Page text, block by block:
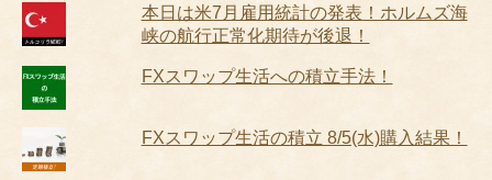
本日は米7月雇用統計の発表！ホルムズ海
峡の航行正常化期待が後退！
FXスワップ生活への積立手法！
FXスワップ生活の積立 8/5(水)購入結果！